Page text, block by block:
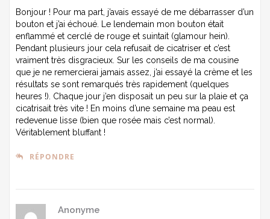
Bonjour ! Pour ma part, j’avais essayé de me débarrasser d’un
bouton et j’ai échoué. Le lendemain mon bouton était
enflammé et cerclé de rouge et suintait (glamour hein).
Pendant plusieurs jour cela refusait de cicatriser et c’est
vraiment très disgracieux. Sur les conseils de ma cousine
que je ne remercierai jamais assez, j’ai essayé la crème et les
résultats se sont remarqués très rapidement (quelques
heures !). Chaque jour j’en disposait un peu sur la plaie et ça
cicatrisait très vite ! En moins d’une semaine ma peau est
redevenue lisse (bien que rosée mais c’est normal).
Véritablement bluffant !
RÉPONDRE
Anonyme